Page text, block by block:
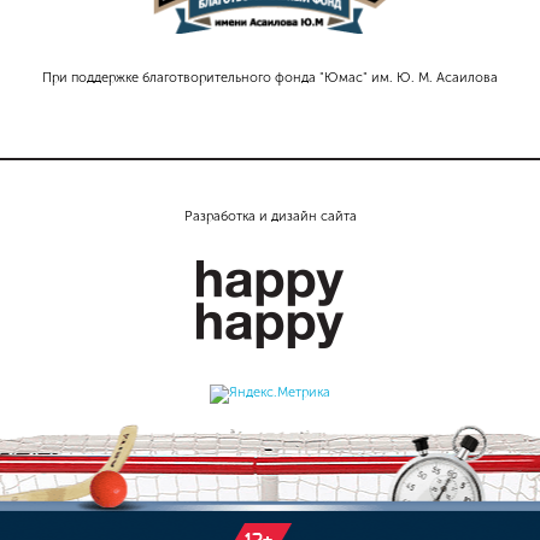
При поддержке благотворительного фонда "Юмас" им. Ю. М. Асаилова
Разработка и дизайн сайта